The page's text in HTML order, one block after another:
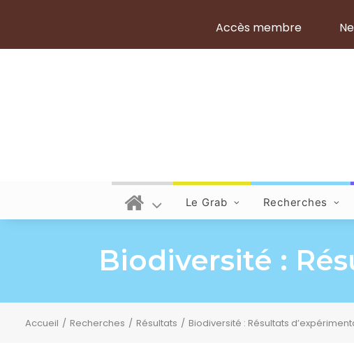
Accès membre
Le Grab Recherches
Biodiversité :
Accueil Recherches Résultats Biodiversité : Résultats